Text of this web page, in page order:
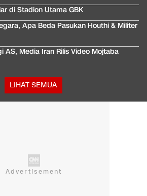
di Stadion Utama GBK
Apa Beda Pasukan Houthi & Militer
AS, Media Iran Rilis Video Mojtaba
LIHAT SEMUA